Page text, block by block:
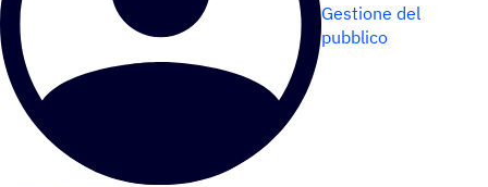
Gestione del
pubblico